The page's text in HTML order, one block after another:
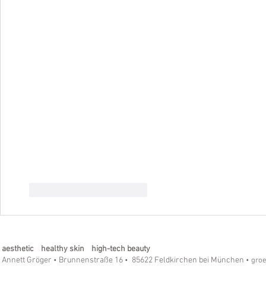
aesthetic healthy skin high-tech beauty
Annett Gröger • Brunnenstraße 16 • 85622 Feldkirchen bei München •